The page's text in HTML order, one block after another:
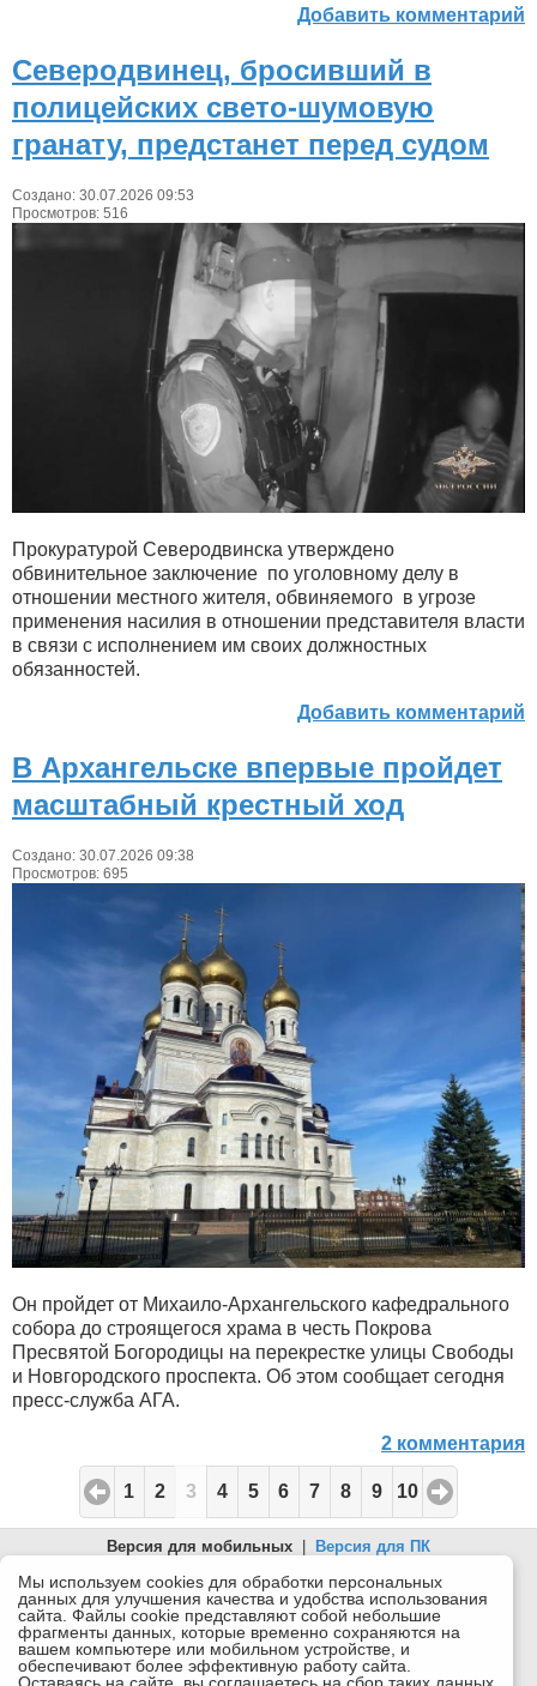
Добавить комментарий
Северодвинец, бросивший в
полицейских свето-шумовую
гранату, предстанет перед судом
Создано: 30.07.2026 09:53
Просмотров: 516
Прокуратурой Северодвинска утверждено
обвинительное заключение по уголовному делу в
отношении местного жителя, обвиняемого в угрозе
применения насилия в отношении представителя власти
в связи с исполнением им своих должностных
обязанностей.
Добавить комментарий
В Архангельске впервые пройдет
масштабный крестный ход
Создано: 30.07.2026 09:38
Просмотров: 695
Он пройдет от Михаило-Архангельского кафедрального
собора до строящегося храма в честь Покрова
Пресвятой Богородицы на перекрестке улицы Свободы
и Новгородского проспекта. Об этом сообщает сегодня
пресс-служба АГА.
2 комментария
1 2 3 4 5 6 7 8 9 10
Версия для мобильных | Версия для ПК
© 2026 Беломорканал Северодвинск tv29.ru
Joomla!is Free Software released under the GNU General Public
License.
Mobile version byMobile Joomla!
Мы используем cookies для обработки персональных
данных для улучшения качества и удобства использования
сайта. Файлы cookie представляют собой небольшие
фрагменты данных, которые временно сохраняются на
вашем компьютере или мобильном устройстве, и
обеспечивают более эффективную работу сайта.